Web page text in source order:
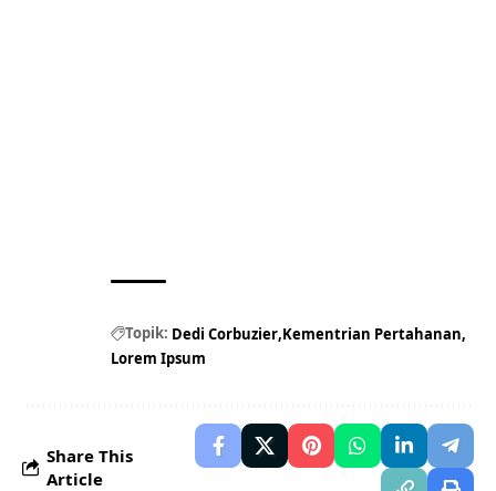
Topik: Dedi Corbuzier Kementrian Pertahanan
Lorem Ipsum
Share This
Article